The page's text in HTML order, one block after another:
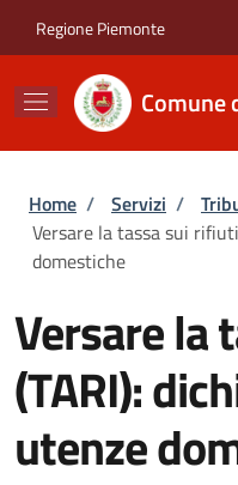
Regione Piemonte
Comune
Briciole di
Home / Servizi /
Versare la tassa sui
domestiche
Versare la
(TARI):
utenze